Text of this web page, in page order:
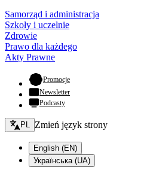
Samorząd i administracja
Szkoły i uczelnie
Zdrowie
Prawo dla każdego
Akty Prawne
Promocje- otwiera się w nowej karcie
Newsletter
Podcasty
Zmień język - bieżący:
PL Zmień język strony
English (EN)
Українська (UA)